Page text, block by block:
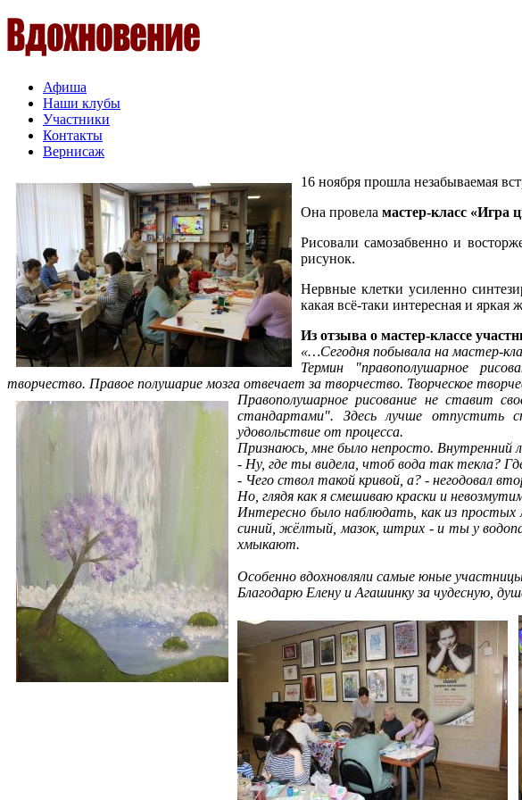
Афиша
Наши клубы
Участники
Контакты
Вернисаж
16 ноября прошла незабываемая
Она провела мастер-класс «Игра
Рисовали самозабвенно и
рисунок.
Нервные клетки усиленно
какая всё-таки интересная и яркая
Из отзыва о мастер-классе
«…Сегодня побывала на мастер-
Термин "правополушарное
творчество. Правое полушарие мозга отвечает за творчество. Творческое
Правополушарное рисование не ставит
стандартами". Здесь лучше отпустить
удовольствие от процесса.
Признаюсь, мне было непросто. Внутренний
- Ну, где ты видела, чтоб вода так текла?
- Чего ствол такой кривой, а? - негодовал
Но, глядя как я смешиваю краски и
Интересно было наблюдать, как из
синий, жёлтый, мазок, штрих - и ты у
хмыкают.
Особенно вдохновляли самые юные
Благодарю Елену и Агашинку за чудесную,